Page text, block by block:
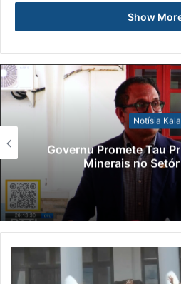
Show
Notísia
Governu Promete Tau
Minerais no